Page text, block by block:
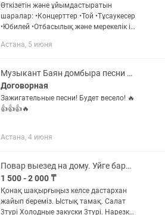
Өткізетін және ұйымдастыратын
шаралар: •Концерттер •Той •Тұсаукесер
•Юбилей •Отбасылық және мерекелік іс-
•Салмақты, мәдениетті және әсерлі
Астана, 5 июня
Музыкант Баян домбыра песни каз рус
Договорная
Зажигательные песни! Будет весело! 🔥
👍👍👍🔥
Астана, 4 июня
Повар выезед на дому. Уйге барып дастархан жасау.Услуга повар выезд дому.
1 500 - 2 000 ₸
Қонақ шақырғыңыз келсе дастархан
жайып береміз. Ыстық тамақ. Салат
3турі Холодные закуски 3турі. Нарезка